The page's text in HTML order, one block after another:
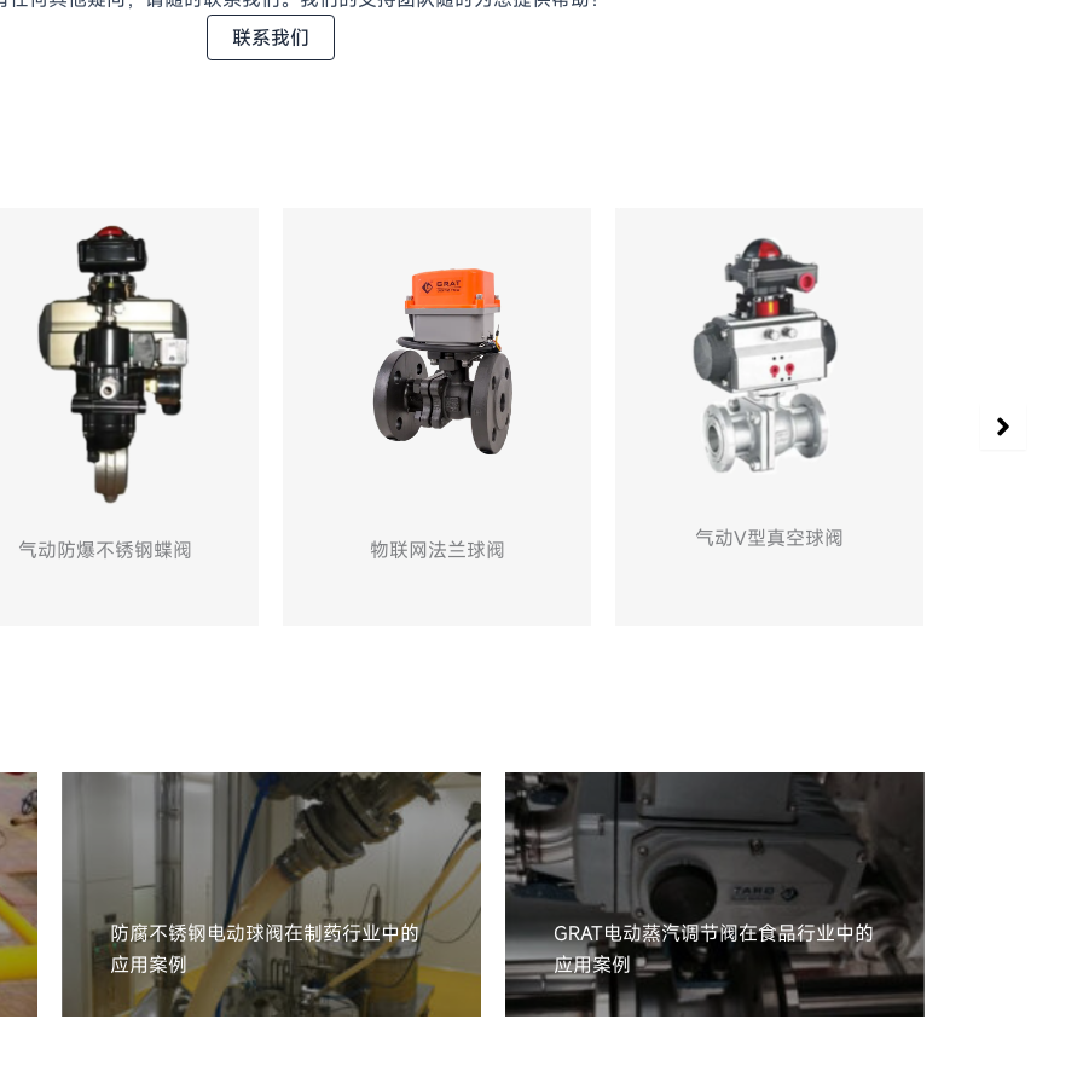
联系我们
物联网法兰球阀 气动V型真空球阀 气动硬密封蝶阀
防腐不锈钢电动球阀在制药行业中的
GRAT电动蒸汽调节阀在食品行业中的
应用案例
大口径气流调节
蝶阀用于燃烧器风门